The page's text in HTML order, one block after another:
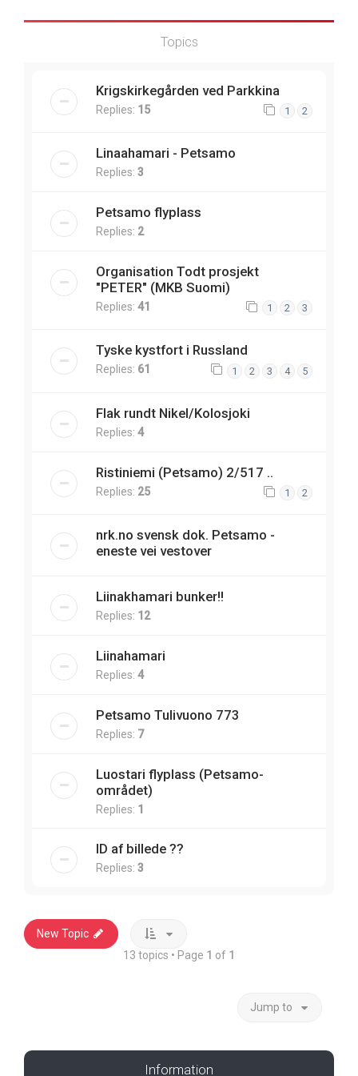
Topics
Krigskirkegården ved Parkkina
Replies: 15 1 2
Linaahamari - Petsamo
Replies: 3
Petsamo flyplass
Replies: 2
Organisation Todt prosjekt
"PETER" (MKB Suomi)
Replies: 41 1 2 3
Tyske kystfort i Russland
Replies: 61 1 2 3 4 5
Flak rundt Nikel/Kolosjoki
Replies: 4
Ristiniemi (Petsamo) 2/517 ..
Replies: 25 1 2
nrk.no svensk dok. Petsamo -
eneste vei vestover
Liinakhamari bunker!!
Replies: 12
Liinahamari
Replies: 4
Petsamo Tulivuono 773
Replies: 7
Luostari flyplass (Petsamo-
området)
Replies: 1
ID af billede ??
Replies: 3
New Topic
13 topics • Page 1 of 1
Jump to
Information